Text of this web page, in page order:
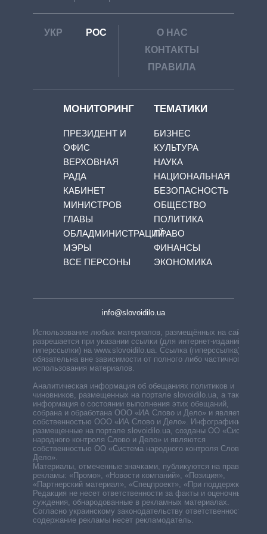
УКР РОС
О НАС
КОНТАКТЫ
ПРАВИЛА
МОНИТОРИНГ
ПРЕЗИДЕНТ И
ОФИС
ВЕРХОВНАЯ
РАДА
КАБИНЕТ
МИНИСТРОВ
ГЛАВЫ
ОБЛАДМИНИСТРАЦИЙ
МЭРЫ
ВСЕ ПЕРСОНЫ
ТЕМАТИКИ
БИЗНЕС
КУЛЬТУРА
НАУКА
НАЦИОНАЛЬНАЯ
БЕЗОПАСНОСТЬ
ОБЩЕСТВО
ПОЛИТИКА
ПРАВО
ФИНАНСЫ
ЭКОНОМИКА
info@slovoidilo.ua
Использование любых материалов, размещённых на сайте,
разрешается при указании ссылки (для интернет-изданий —
гиперссылки) на www.slovoidilo.ua. Ссылка (гиперссылка)
обязательна вне зависимости от полного либо частичного
использования материалов.
Аналитическая информация об обещаниях политиков и
чиновников, размещенных на портале slovoidilo.ua, а также
информация о состоянии выполнения этих обещаний,
собрана и обработана ООО «ИА Слово и Дело» и является
собственностью ООО «ИА Слово и Дело». Инфографики,
размещенные на портале slovoidilo.ua, созданы ОО «Система
народного контроля Слово и Дело» и являются
собственностью ОО «Система народного контроля Слово и
Дело».
Материалы, отмеченные значками, публикуются на правах
рекламы: «Промо», «Новости компаний», «Позиция»,
«Партнерский материал», «Спецпроект», «При поддержке».
Редакция не несет ответственности за факты и оценочные
суждения, обнародованные в рекламных материалах.
Согласно украинскому законодательству ответственность за
содержание рекламы несет рекламодатель.